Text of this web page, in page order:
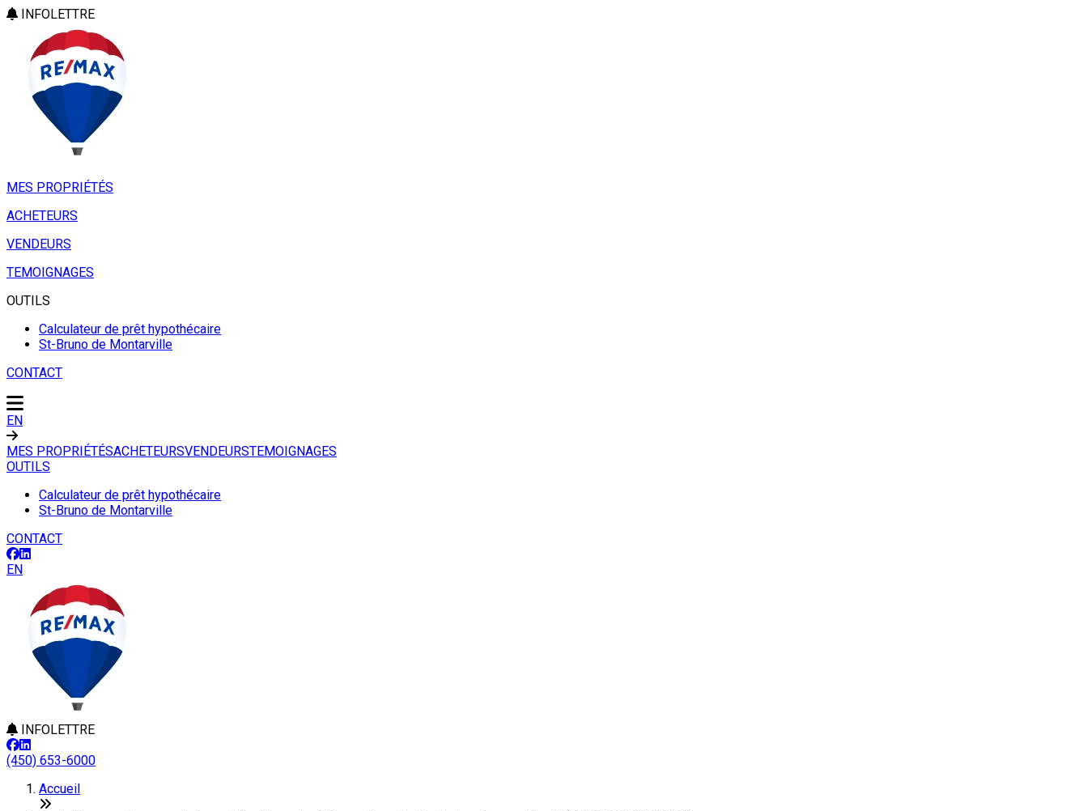
INFOLETTRE
MES PROPRIÉTÉS
ACHETEURS
VENDEURS
TEMOIGNAGES
OUTILS
Calculateur de prêt hypothécaire
St-Bruno de Montarville
CONTACT
EN
MES PROPRIÉTÉSACHETEURSVENDEURSTEMOIGNAGES
OUTILS
Calculateur de prêt hypothécaire
St-Bruno de Montarville
CONTACT
EN
INFOLETTRE
(450) 653-6000
Accueil